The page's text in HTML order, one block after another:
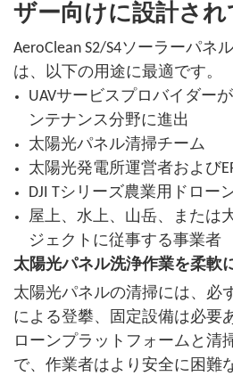
ザー向けに設計され
AeroClean S2/S4ソーラーパネ
は、以下の用途に最適です。
UAVサービスプロバイダー
ンテナンス分野に進出
太陽光パネル清掃チーム
太陽光発電所運営者および
DJI Tシリーズ農業用ドロー
屋上、水上、山岳、または
ジェクトに従事する事業者
太陽光パネル洗浄作業を柔軟
太陽光パネルの清掃には、必
による登攀、固定設備は必要
ローンプラットフォームと清
で、作業者はより安全に困難